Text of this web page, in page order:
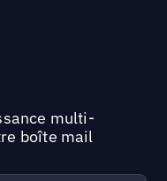
multi-
boîte mail